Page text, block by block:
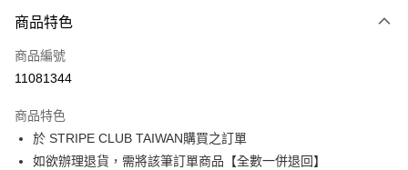
3 期 0 利率 每期
合作金庫商業銀行
上海商業儲蓄銀行
臺灣中小企業銀行
匯豐（台灣）商業銀行
華泰商業銀行
聯邦商業銀行
遠東國際商業銀行
超商取貨付款
LINE Pay
Apple Pay
街口支付
商品特色
商品編號
11081344
商品特色
於 STRIPE CLUB TAIWAN購買之訂單
如欲辦理退貨，需將該筆訂單商品【全數一併退回】